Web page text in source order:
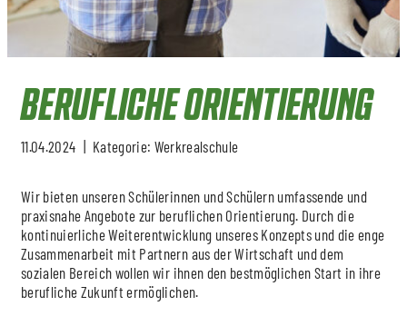
BERUFLICHE ORIENTIERUNG
11.04.2024 Kategorie: Werkrealschule
Wir bieten unseren Schülerinnen und Schülern umfassende und
praxisnahe Angebote zur beruflichen Orientierung. Durch die
kontinuierliche Weiterentwicklung unseres Konzepts und die enge
Zusammenarbeit mit Partnern aus der Wirtschaft und dem
sozialen Bereich wollen wir ihnen den bestmöglichen Start in ihre
berufliche Zukunft ermöglichen.